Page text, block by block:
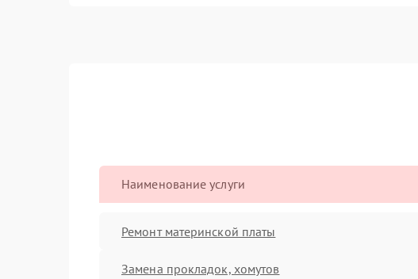
Наименование услуги
Ремонт материнской платы
Замена прокладок, хомутов